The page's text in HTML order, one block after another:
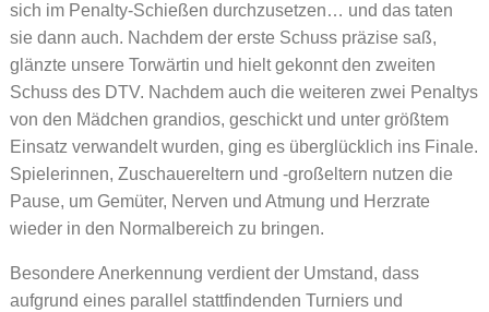
sich im Penalty-Schießen durchzusetzen… und das taten
sie dann auch. Nachdem der erste Schuss präzise saß,
glänzte unsere Torwärtin und hielt gekonnt den zweiten
Schuss des DTV. Nachdem auch die weiteren zwei Penaltys
von den Mädchen grandios, geschickt und unter größtem
Einsatz verwandelt wurden, ging es überglücklich ins Finale.
Spielerinnen, Zuschauereltern und -großeltern nutzen die
Pause, um Gemüter, Nerven und Atmung und Herzrate
wieder in den Normalbereich zu bringen.
Besondere Anerkennung verdient der Umstand, dass
aufgrund eines parallel stattfindenden Turniers und